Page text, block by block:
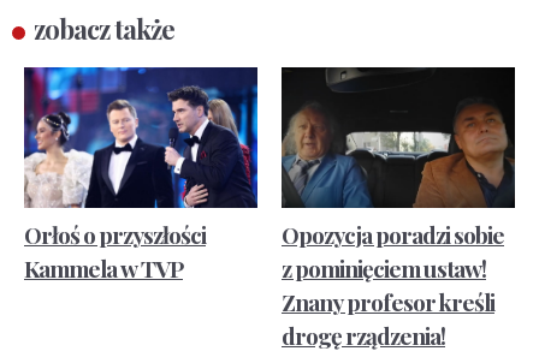
zobacz także
Orłoś o przyszłości
Kammela w TVP
Opozycja poradzi sobie
z pominięciem ustaw!
Znany profesor kreśli
drogę rządzenia!